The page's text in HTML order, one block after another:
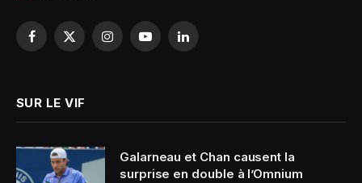
Facebook
X
InstagramYouTubeLinkedIn
SUR LE VIF
Galarneau et Chan causent la
surprise en double à l’Omnium